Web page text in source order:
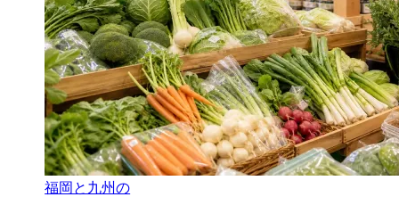
福岡と九州の